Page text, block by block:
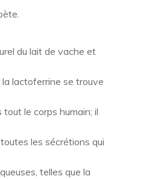
du lait de vache et
lactoferrine se trouve
le corps humain; il
les sécrétions qui
telles que la